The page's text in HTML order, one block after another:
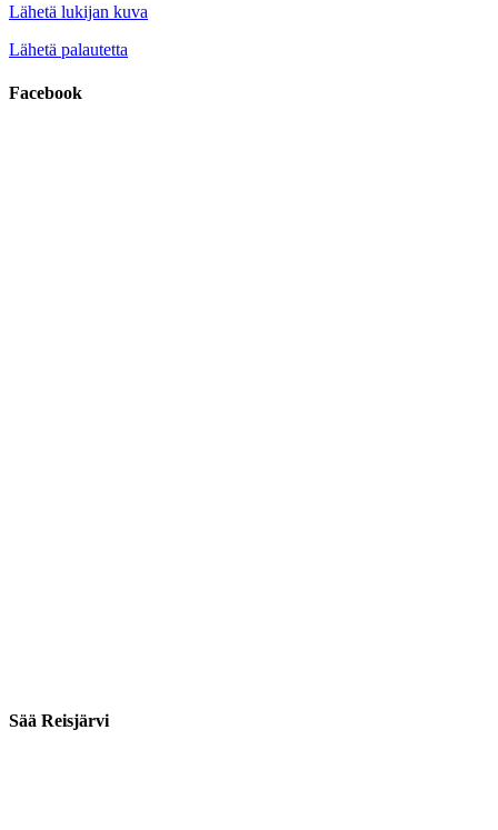
Lähetä lukijan kuva
Lähetä palautetta
Facebook
Sää Reisjärvi